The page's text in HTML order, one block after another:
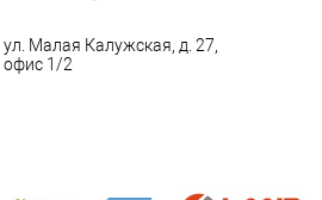
ул. Малая Калужская, д. 27,
офис 1/2